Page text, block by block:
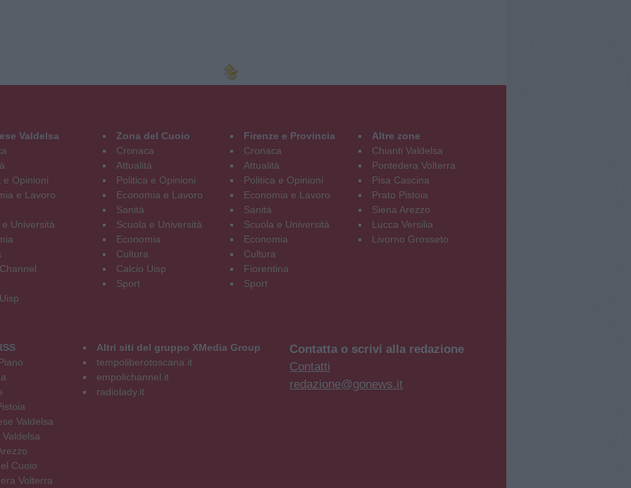
Valdelsa
e Opinioni
e Lavoro
e Università
Zona del Cuoio
Cronaca
Attualità
Politica e Opinioni
Economia e Lavoro
Sanità
Scuola e Università
Economia
Cultura
Calcio Uisp
Sport
Firenze e Provincia
Cronaca
Attualità
Politica e Opinioni
Economia e Lavoro
Sanità
Scuola e Università
Economia
Cultura
Fiorentina
Sport
Altre zone
Chianti Valdelsa
Pontedera Volterra
Pisa Cascina
Prato Pistoia
Siena Arezzo
Lucca Versilia
Livorno Grosseto
Valdelsa
Valdelsa
Cuoio
Volterra
Altri siti del gruppo XMedia Group
tempoliberotoscana.it
empolichannel.it
radiolady.it
Contatta o scrivi alla redazione
Contatti
redazione@gonews.it